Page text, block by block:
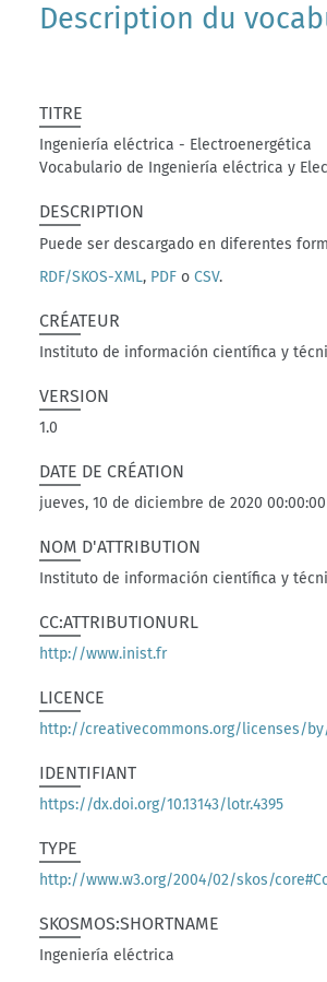
Description du
TITRE
Ingeniería eléctrica - Electroenergética
Vocabulario de Ingeniería eléctrica y
DESCRIPTION
Puede ser descargado en diferentes
RDF/SKOS-XML, PDF oCSV.
CRÉATEUR
Instituto de información científica y
VERSION
1.0
DATE DE CRÉATION
jueves, 10 de diciembre de 2020 00:00:00
NOM D'ATTRIBUTION
Instituto de información científica y
CC:ATTRIBUTIONURL
http://www.inist.fr
LICENCE
http://creativecommons.org/licenses/
IDENTIFIANT
https://dx.doi.org/10.13143/lotr.4395
TYPE
http://www.w3.org/2004/02/skos/
SKOSMOS:SHORTNAME
Ingeniería eléctrica